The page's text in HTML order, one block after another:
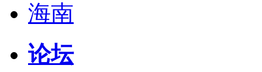
海南
论坛